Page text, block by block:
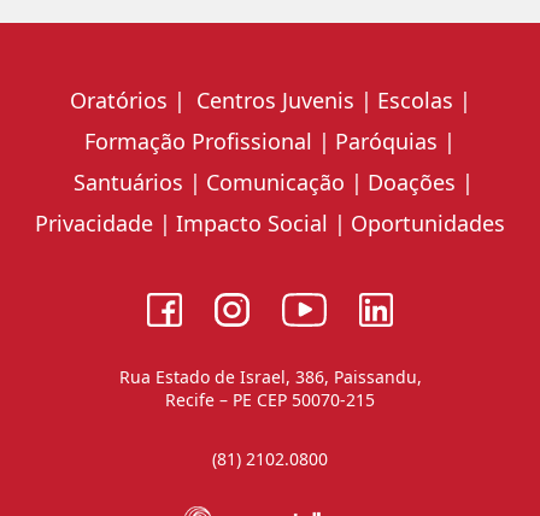
Oratórios Centros Juvenis
Escolas
Formação Profissional
Paróquias
Santuários
Comunicação
Doações
Privacidade
Impacto Social Oportunidades
Rua Estado de Israel, 386, Paissandu,
Recife – PE CEP 50070-215
(81) 2102.0800